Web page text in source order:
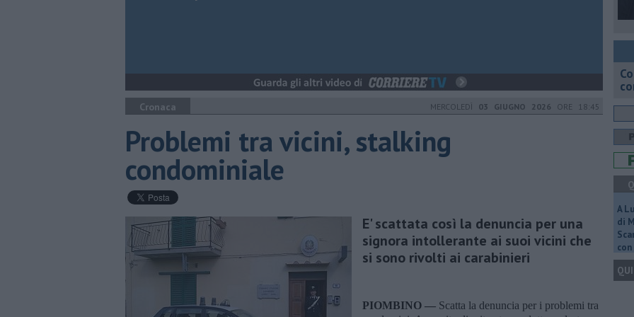
Cronaca MERCOLEDÌ 03 GIUGNO 2026 ORE 18:45
Problemi tra vicini, stalking
condominiale
E' scattata così la denuncia per una
signora intollerante ai suoi vicini che
si sono rivolti ai carabinieri
PIOMBINO — Scatta la denuncia per i problemi tra
A
di
QUI